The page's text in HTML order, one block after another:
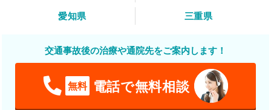
愛知県
三重県
交通事故後の治療や通院先をご案内します！
無料 電話で無料相談